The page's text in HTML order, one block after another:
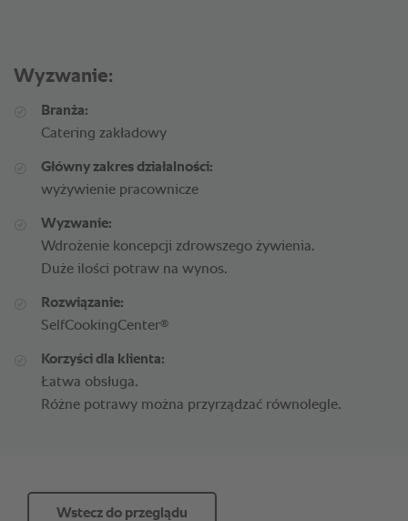
Wyzwanie:
Branża:
Catering zakładowy
Główny zakres działalności:
wyżywienie pracownicze
Wyzwanie:
Wdrożenie koncepcji zdrowszego żywienia.
Duże ilości potraw na wynos.
Rozwiązanie:
SelfCookingCenter®
Korzyści dla klienta:
Łatwa obsługa.
Różne potrawy można przyrządzać równolegle.
Wstecz do przeglądu